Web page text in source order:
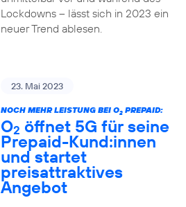
Lockdowns – lässt sich in 2023 ein
neuer Trend ablesen.
23. Mai 2023
NOCH MEHR LEISTUNG BEI O2PREPAID:
O2 öffnet 5G für seine
Prepaid-Kund:innen
und startet
preisattraktives
Angebot